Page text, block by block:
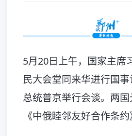
5月20日上午，国家主席
民大会堂同来华进行国
总统普京举行会谈。两
《中俄睦邻友好合作条约